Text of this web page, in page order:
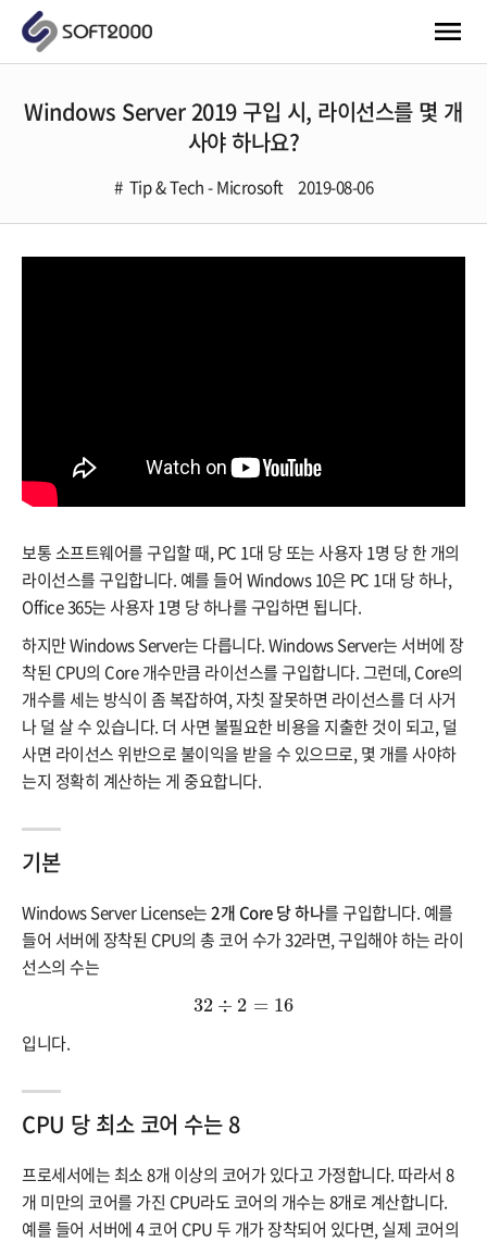
Windows Server 2019 구입 시, 라이선스를 몇 개
사야 하나요?
Tip & Tech - Microsoft 2019-08-06
보통 소프트웨어를 구입할 때, PC 1대 당 또는 사용자 1명 당 한 개의
라이선스를 구입합니다. 예를 들어 Windows 10은 PC 1대 당 하나,
Office 365는 사용자 1명 당 하나를 구입하면 됩니다.
하지만 Windows Server는 다릅니다. Windows Server는 서버에 장
착된 CPU의 Core 개수만큼 라이선스를 구입합니다. 그런데, Core의
개수를 세는 방식이 좀 복잡하여, 자칫 잘못하면 라이선스를 더 사거
나 덜 살 수 있습니다. 더 사면 불필요한 비용을 지출한 것이 되고, 덜
사면 라이선스 위반으로 불이익을 받을 수 있으므로, 몇 개를 사야하
는지 정확히 계산하는 게 중요합니다.
기본
Windows Server License는2개 Core 당 하나를 구입합니다. 예를
들어 서버에 장착된 CPU의 총 코어 수가 32라면, 구입해야 하는 라이
선스의 수는
32 ÷ 2 = 16
32 ÷ 2=16
입니다.
CPU 당 최소 코어 수는 8
프로세서에는 최소 8개 이상의 코어가 있다고 가정합니다. 따라서 8
개 미만의 코어를 가진 CPU라도 코어의 개수는 8개로 계산합니다.
예를 들어 서버에 4 코어 CPU 두 개가 장착되어 있다면, 실제 코어의